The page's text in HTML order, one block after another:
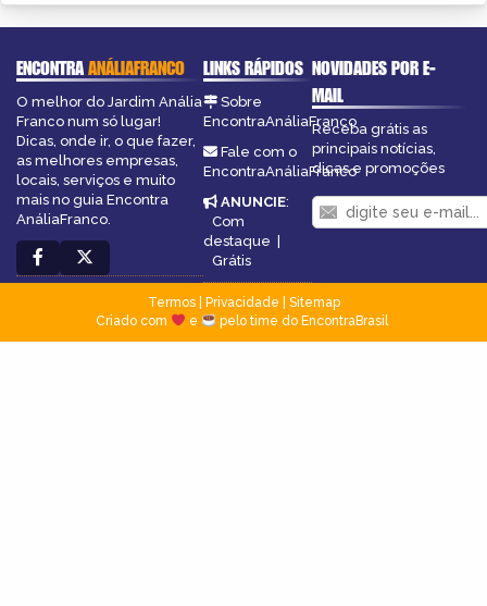
ENCONTRAANÁLIAFRANCO
O melhor do Jardim Anália
Franco num só lugar!
Dicas, onde ir, o que fazer,
as melhores empresas,
locais, serviços e muito
mais no guia Encontra
AnáliaFranco.
LINKS RÁPIDOS
Sobre
EncontraAnáliaFranco
Fale com o
EncontraAnáliaFranco
ANUNCIE:
Com
destaque |
Grátis
NOVIDADES POR E-
MAIL
Receba grátis as
principais notícias,
dicas e promoções
Termos| Privacidade
Sitemap
Criado com
e pelo time do EncontraBrasil